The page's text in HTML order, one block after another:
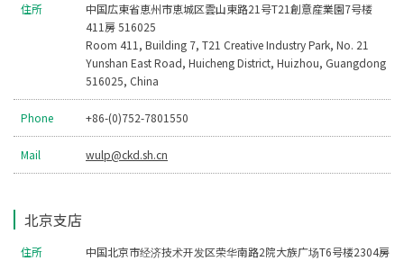
住所
中国広東省恵州市恵城区雲山東路21号T21創意産業園7号楼
411房 516025
Room 411, Building 7, T21 Creative Industry Park, No. 21
Yunshan East Road, Huicheng District, Huizhou, Guangdong
516025, China
Phone +86-(0)752-7801550
Mail wulp@ckd.sh.cn
北京支店
住所
中国北京市经济技术开发区荣华南路2院大族广场T6号楼2304房